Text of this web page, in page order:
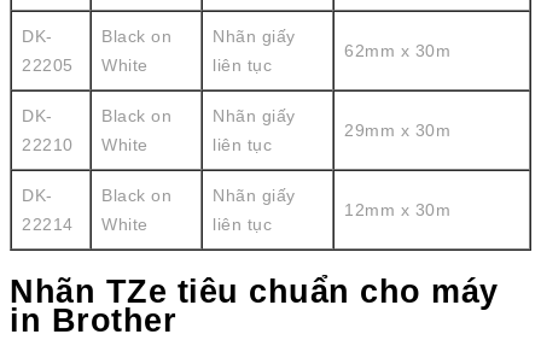
DK-
22205
Black on
White
Nhãn giấy
liên tục
62mm x 30m
DK-
22210
Black on
White
Nhãn giấy
liên tục
29mm x 30m
DK-
22214
Black on
White
Nhãn giấy
liên tục
12mm x 30m
Nhãn TZe tiêu chuẩn cho máy
in Brother